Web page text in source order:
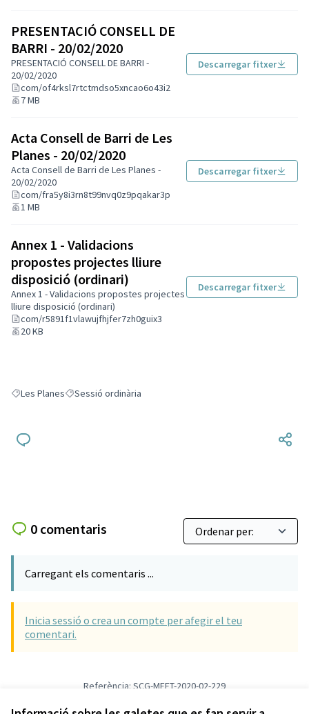
PRESENTACIÓ CONSELL DE
BARRI - 20/02/2020
PRESENTACIÓ CONSELL DE BARRI -
20/02/2020
com/of4rksl7rtctmdso5xncao6o43i2
7 MB
Descarregar fitxer
Acta Consell de Barri de Les
Planes - 20/02/2020
Acta Consell de Barri de Les Planes -
20/02/2020
com/fra5y8i3rn8t99nvq0z9pqakar3p
1 MB
Descarregar fitxer
Annex 1 - Validacions
propostes projectes lliure
disposició (ordinari)
Annex 1 - Validacions propostes projectes
lliure disposició (ordinari)
com/r5891f1vlawujfhjfer7zh0guix3
20 KB
Descarregar fitxer
Resultats en filtrar per: Les Planes
Les PlanesResultats en filtrar per: Sessió ordinària
Sessió ordinària
0 comentaris
Carregant els comentaris ...
Inicia sessió o crea un compte per afegir el teu
comentari.
Referència: SCG-MEET-2020-02-229
Afegir al calendari